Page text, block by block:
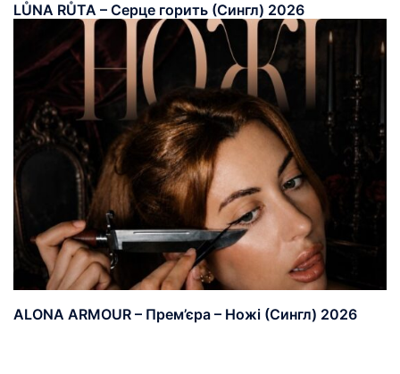
LŮNA RŮTA – Серце горить (Сингл) 2026
ALONA ARMOUR – Прем’єра – Ножі (Сингл) 2026